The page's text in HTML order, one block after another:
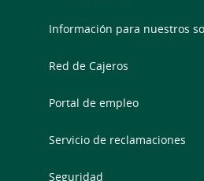
Información para nuestros
Red de Cajeros
Portal de empleo
Servicio de reclamaciones
Seguridad